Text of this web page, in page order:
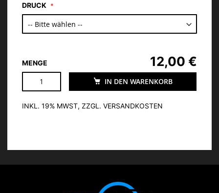
DRUCK
MENGE
IN DEN WARENKORB
12,00 €
INKL. 19% MWST, ZZGL. VERSANDKOSTEN
springen